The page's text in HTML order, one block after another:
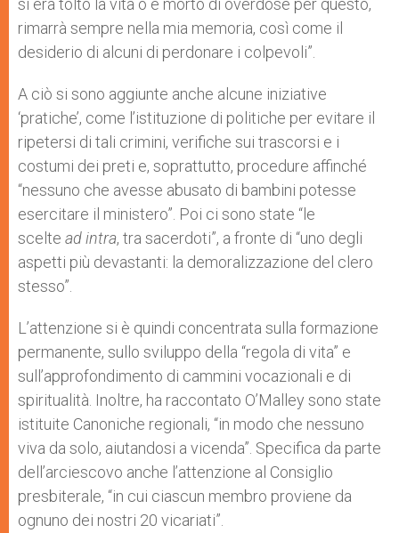
si era tolto la vita o è morto di overdose per questo,
rimarrà sempre nella mia memoria, così come il
desiderio di alcuni di perdonare i colpevoli”.
A ciò si sono aggiunte anche alcune iniziative
‘pratiche’, come l’istituzione di politiche per evitare il
ripetersi di tali crimini, verifiche sui trascorsi e i
costumi dei preti e, soprattutto, procedure affinché
“nessuno che avesse abusato di bambini potesse
esercitare il ministero”. Poi ci sono state “le
scelte ad intra, tra sacerdoti”, a fronte di “uno degli
aspetti più devastanti: la demoralizzazione del clero
stesso”.
L’attenzione si è quindi concentrata sulla formazione
permanente, sullo sviluppo della “regola di vita” e
sull’approfondimento di cammini vocazionali e di
spiritualità. Inoltre, ha raccontato O’Malley sono state
istituite Canoniche regionali, “in modo che nessuno
viva da solo, aiutandosi a vicenda”. Specifica da parte
dell’arciescovo anche l’attenzione al Consiglio
presbiterale, “in cui ciascun membro proviene da
ognuno dei nostri 20 vicariati”.